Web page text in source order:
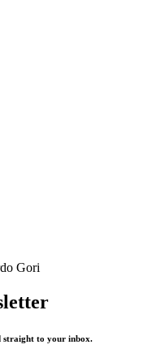
Gori
straight to your inbox.